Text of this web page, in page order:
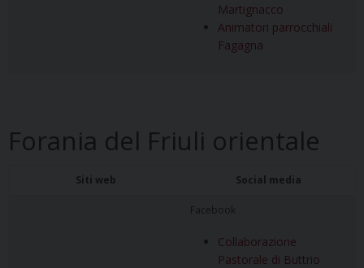
Martignacco
Animatori parrocchiali
Fagagna
Forania del Friuli orientale
Siti web Social media
Facebook
Collaborazione
Pastorale di Buttrio